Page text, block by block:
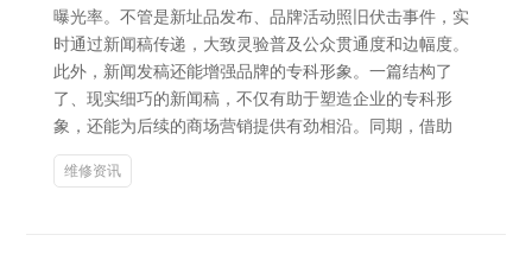
曝光率。不管是新址品发布、品牌活动照旧伏击事件，实
时通过新闻稿传递，大致灵验普及公众贯通度和边幅度。
此外，新闻发稿还能增强品牌的专科形象。一篇结构了
了、现实细巧的新闻稿，不仅有助于塑造企业的专科形
象，还能为后续的商场营销提供有劲相沿。同期，借助
维修资讯